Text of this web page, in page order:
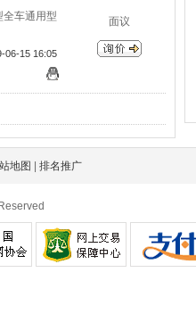
车通用型
06-15 16:05
面议
地图 排名推广